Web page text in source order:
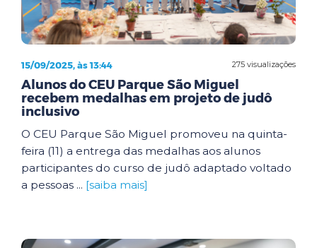
275 visualizações
15/09/2025, às 13:44
Alunos do CEU Parque São Miguel
recebem medalhas em projeto de judô
inclusivo
O CEU Parque São Miguel promoveu na quinta-
feira (11) a entrega das medalhas aos alunos
participantes do curso de judô adaptado voltado
a pessoas ... [saiba mais]